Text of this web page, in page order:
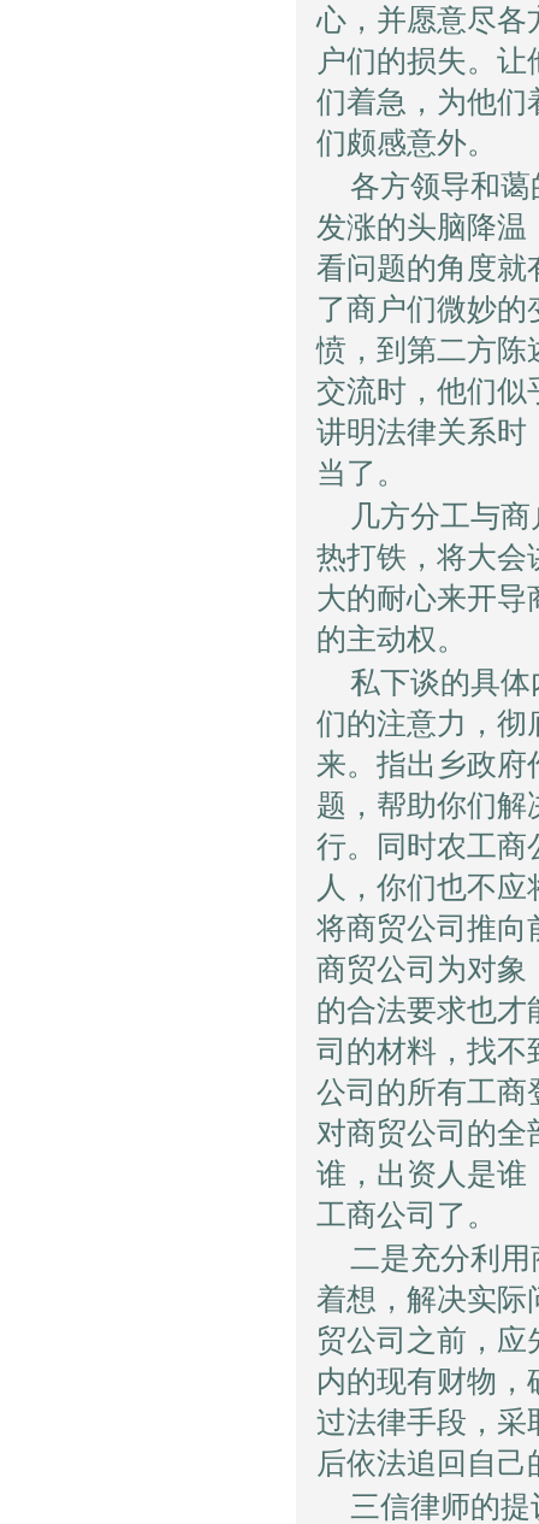
心，并愿意尽各
户们的损失。
们着急，为他们
们颇感意外。
各方领导和
发涨的头脑降温
看问题的角度就
了商户们微妙
愤，到第二方陈
交流时，他们似
讲明法律关系时
当了。
几方分工与
热打铁，将大会
大的耐心来开导
的主动权。
私下谈的具
们的注意力，彻
来。指出乡政府
题，帮助你们解
行。同时农工商
人，你们也不
将商贸公司推向
商贸公司为对象
的合法要求也才
司的材料，找不
公司的所有工商
对商贸公司的
谁，出资人是谁
工商公司了。
二是充分利
着想，解决实际
贸公司之前，
内的现有财物
过法律手段，采
后依法追回自
三信律师的